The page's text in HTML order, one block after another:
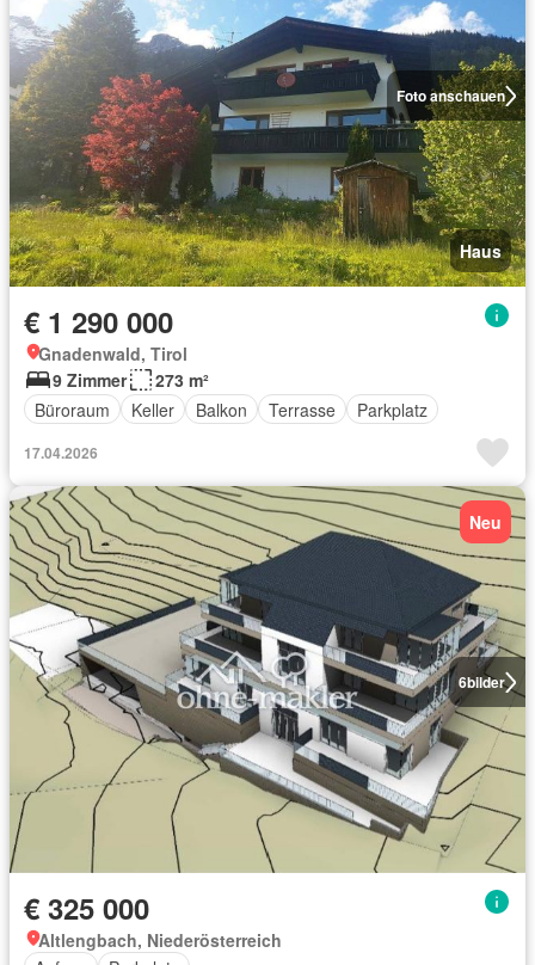
Foto anschauen
Haus
€ 1 290 000
Gnadenwald, Tirol
9 Zimmer
273 m²
Büroraum
Keller Balkon Terrasse Parkplatz
17.04.2026
6bilder
Neu
€ 325 000
Altlengbach, Niederösterreich